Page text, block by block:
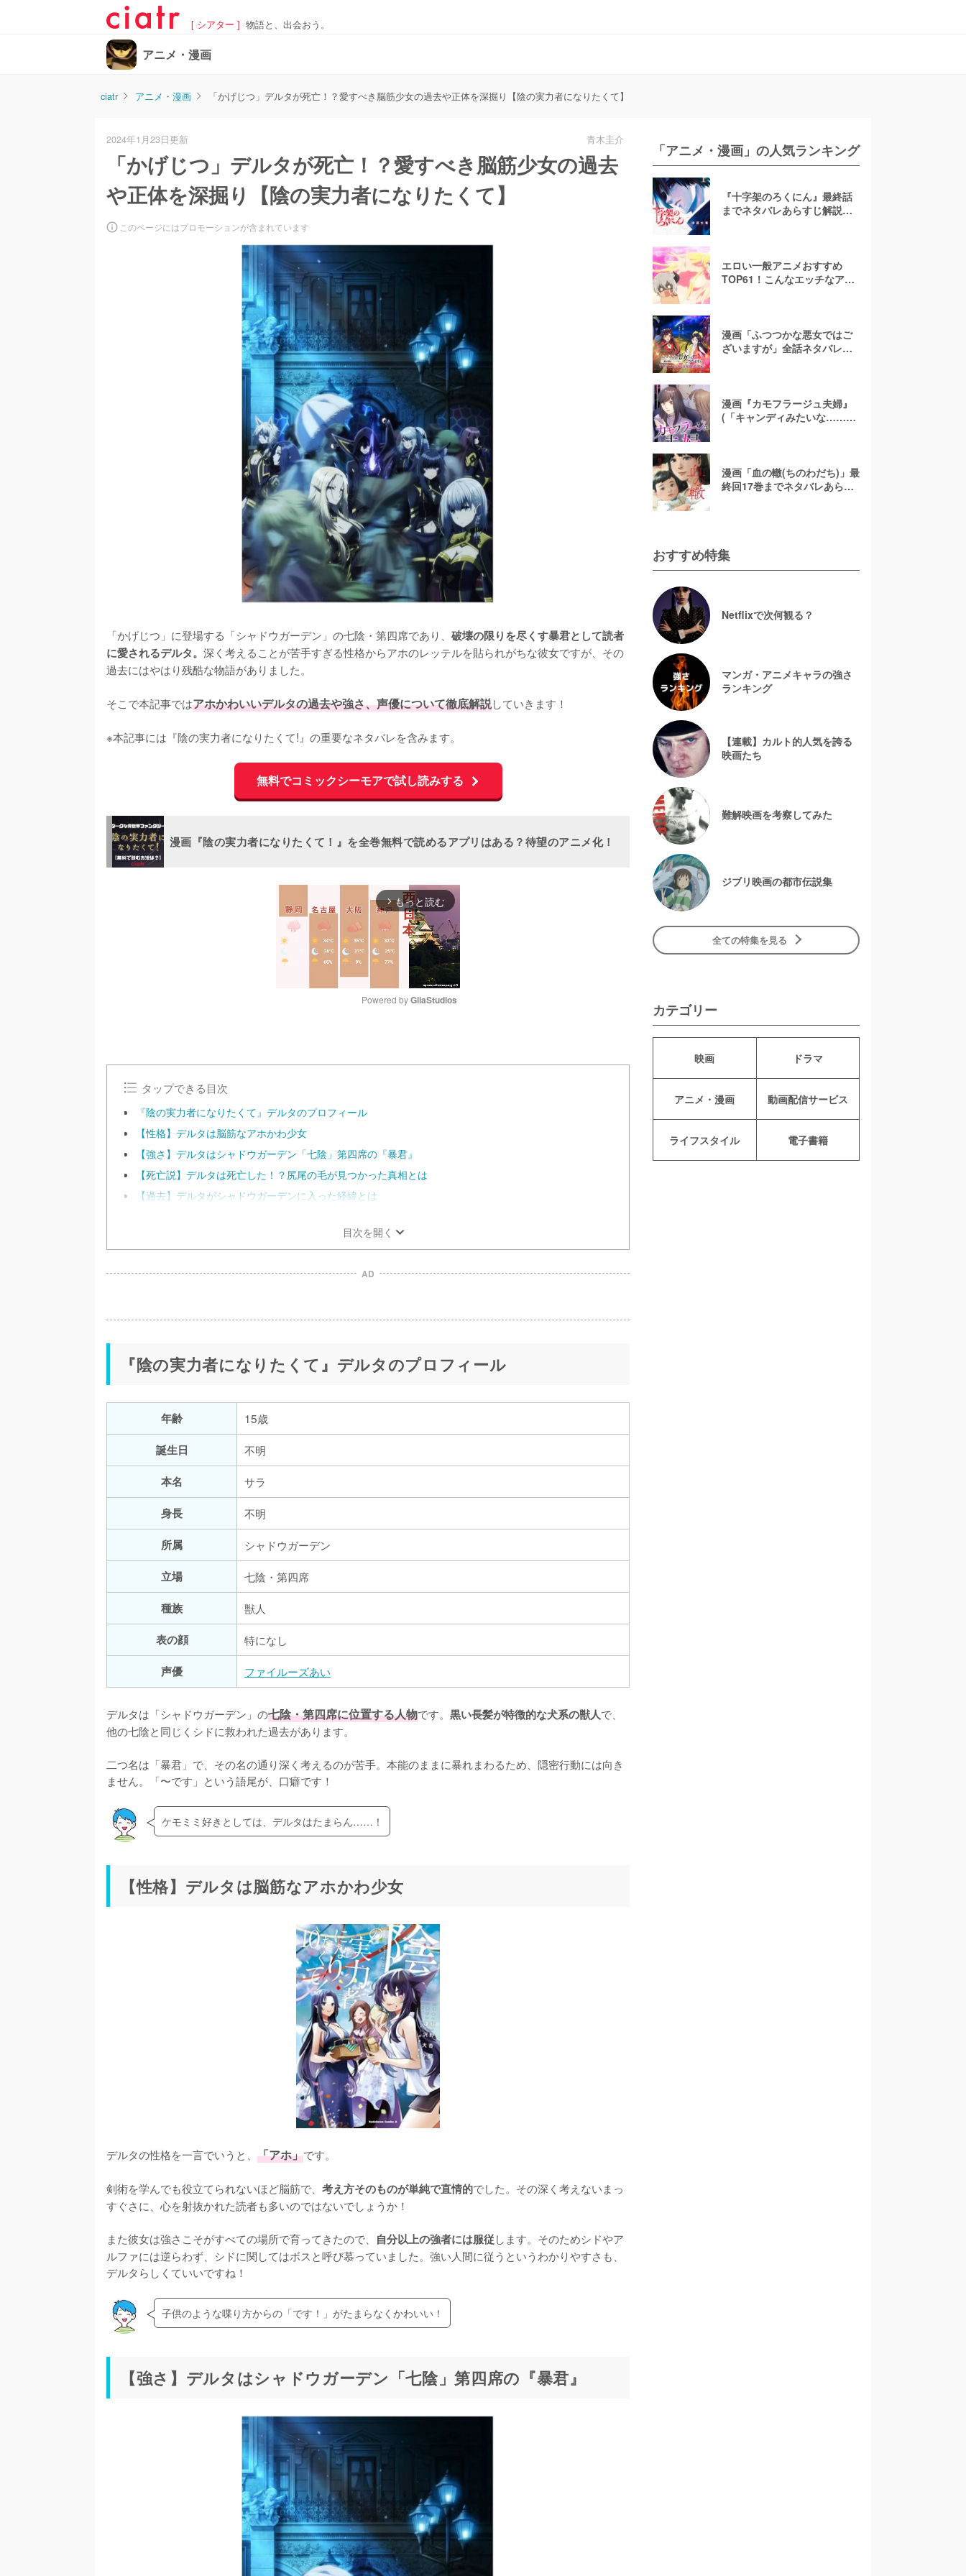
[ シアター ] 物語と、出会おう。
アニメ・漫画
ciatr アニメ・漫画 「かげじつ」デルタが死亡！？愛すべき脳筋少女の過去や正体を深掘り【陰の実力者になりたくて】
2024年1月23日更新 青木圭介
「かげじつ」デルタが死亡！？愛すべき脳筋少女の過去
や正体を深掘り【陰の実力者になりたくて】
このページにはプロモーションが含まれています
「かげじつ」に登場する「シャドウガーデン」の七陰・第四席であり、 破壊の限りを尽くす暴君として読者
に愛されるデルタ。 深く考えることが苦手すぎる性格からアホのレッテルを貼られがちな彼女ですが、その
過去にはやはり残酷な物語がありました。
そこで本記事ではアホかわいいデルタの過去や強さ、声優について徹底解説していきます！
※本記事には『陰の実力者になりたくて!』の重要なネタバレを含みます。
無料でコミックシーモアで試し読みする
漫画『陰の実力者になりたくて！』を全巻無料で読めるアプリはある？待望のアニメ化！
arrow_forward_ios もっと読む
u
Powered by GliaStudios
タップできる目次
『陰の実力者になりたくて』デルタのプロフィール
【性格】デルタは脳筋なアホかわ少女
【強さ】デルタはシャドウガーデン「七陰」第四席の『暴君』
【死亡説】デルタは死亡した！？尻尾の毛が見つかった真相とは
【過去】デルタがシャドウガーデンに入った経緯とは
目次を開く
AD
『陰の実力者になりたくて』デルタのプロフィール
年齢
15歳
誕生日
不明
本名
サラ
身長
不明
所属
シャドウガーデン
立場
七陰・第四席
種族
獣人
表の顔
特になし
声優
ファイルーズあい
デルタは「シャドウガーデン」の七陰・第四席に位置する人物です。 黒い長髪が特徴的な犬系の獣人で、
他の七陰と同じくシドに救われた過去があります。
二つ名は「暴君」で、その名の通り深く考えるのが苦手。本能のままに暴れまわるため、隠密行動には向き
ません。「〜です」という語尾が、口癖です！
ケモミミ好きとしては、デルタはたまらん……！
【性格】デルタは脳筋なアホかわ少女
デルタの性格を一言でいうと、 「アホ」です。
剣術を学んでも役立てられないほど脳筋で、 考え方そのものが単純で直情的でした。その深く考えないまっ
すぐさに、心を射抜かれた読者も多いのではないでしょうか！
また彼女は強さこそがすべての場所で育ってきたので、 自分以上の強者には服従します。そのためシドやア
ルファには逆らわず、シドに関してはボスと呼び慕っていました。強い人間に従うというわかりやすさも、
デルタらしくていいですね！
子供のような喋り方からの「です！」がたまらなくかわいい！
【強さ】デルタはシャドウガーデン「七陰」第四席の『暴君』
「アニメ・漫画」の人気ランキング
『十字架のろくにん』最終話
までネタバレあらすじ解説！
エロい一般アニメおすすめ
TOP61！こんなエッチなアニ
漫画「ふつつかな悪女ではご
ざいますが」全話ネタバレあ
漫画『カモフラージュ夫婦』
(「キャンディみたいな……」)
漫画「血の轍(ちのわだち)」最
終回17巻までネタバレあらす
おすすめ特集
Netflixで次何観る？
マンガ・アニメキャラの強さ
ランキング
【連載】カルト的人気を誇る
映画たち
難解映画を考察してみた
ジブリ映画の都市伝説集
全ての特集を見る
カテゴリー
映画 ドラマ
アニメ・漫画 動画配信サービス
ライフスタイル 電子書籍